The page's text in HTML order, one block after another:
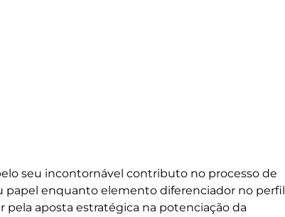
seu incontornável contributo no processo de
papel enquanto elemento diferenciador no perfil
pela aposta estratégica na potenciação da